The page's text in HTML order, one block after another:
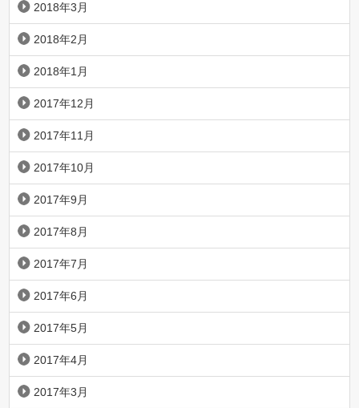
2018年3月
2018年2月
2018年1月
2017年12月
2017年11月
2017年10月
2017年9月
2017年8月
2017年7月
2017年6月
2017年5月
2017年4月
2017年3月